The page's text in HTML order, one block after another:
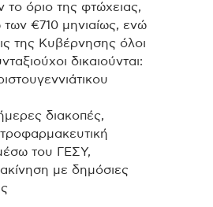
το όριο της φτώχειας,
€710 μηνιαίως, ενώ
της Κυβέρνησης όλοι
δικαιούνται:
διακοπές,
του ΓΕΣΥ,
με δημόσιες